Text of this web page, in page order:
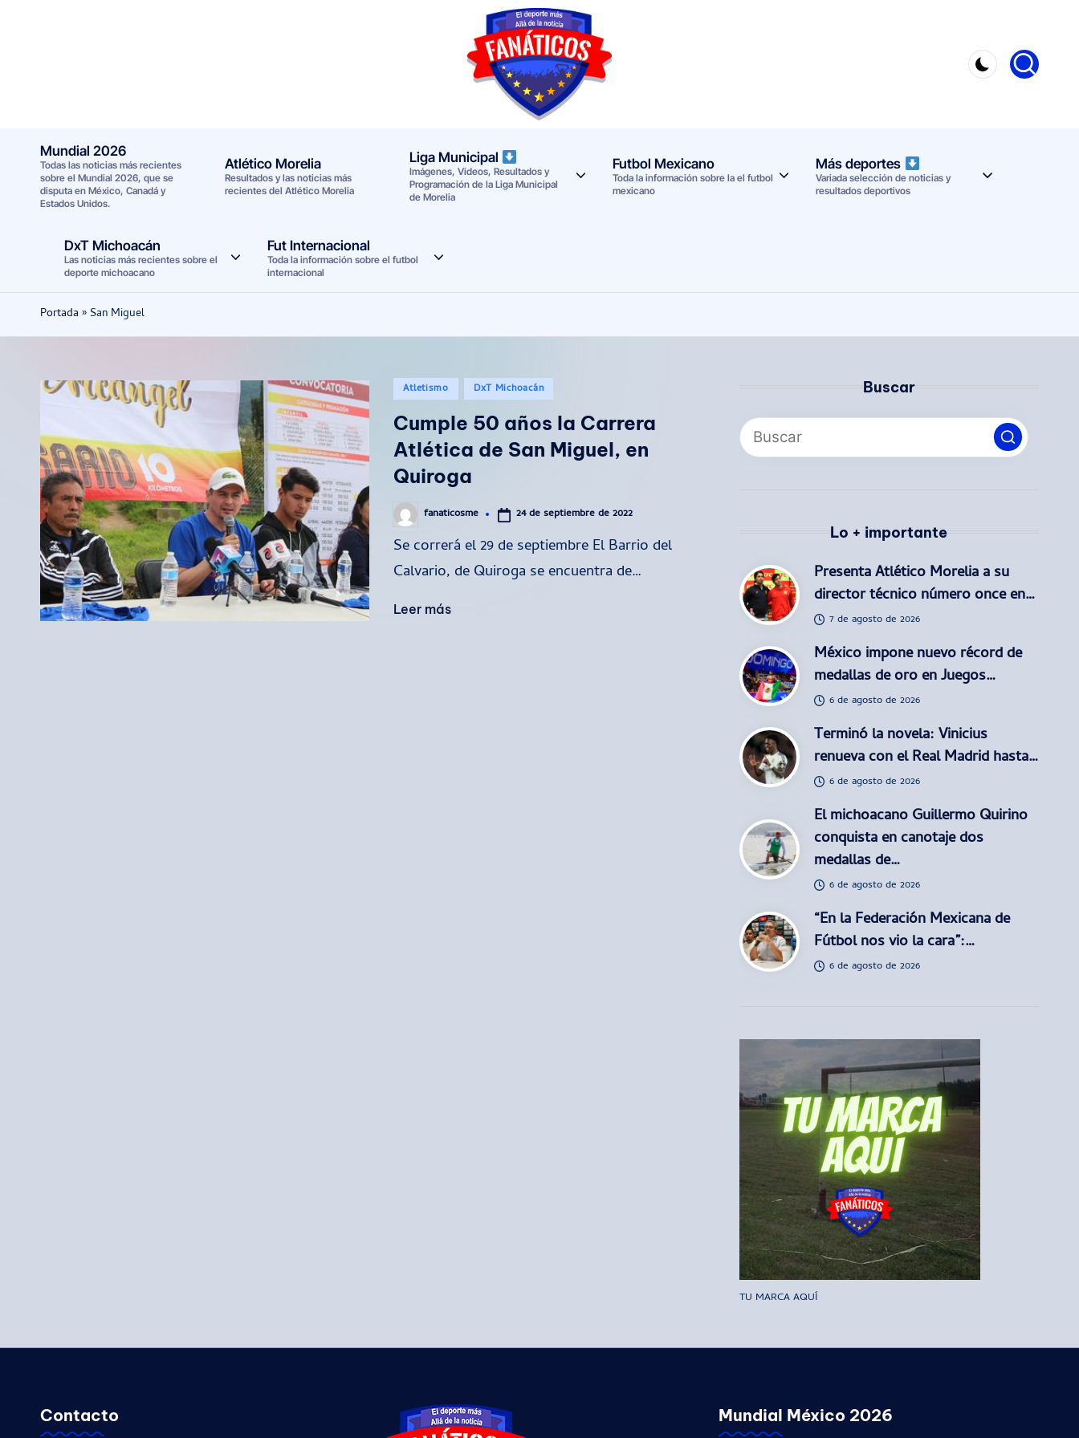
F
a
a
Noticias
deportivas
2026
Mundial 2026
Todas las noticias más recientes
sobre el Mundial 2026, que se
disputa en México, Canadá y
Estados Unidos.
Atlético Morelia
Resultados y las noticias más
recientes del Atlético Morelia
Liga Municipal
Imágenes, Videos, Resultados y
Programación de la Liga Municipal
de Morelia
Futbol Mexicano
Toda la información sobre la el futbol
mexicano
Más deportes
Variada selección de noticias y
resultados deportivos
DxT Michoacán
Las noticias más recientes sobre el
deporte michoacano
Fut Internacional
Toda la información sobre el futbol
internacional
Portada »San Miguel
Publicado
Atletismo DxT Michoacán
Cumple 50 años la Carrera
Atlética de San Miguel, en
Quiroga
Publicado
por
fanaticosme 24 de septiembre de 2022
Se correrá el 29 de septiembre El Barrio del
Calvario, de Quiroga se encuentra de…
Leer más
Buscar
Lo + importante
Presenta Atlético Morelia a su
director técnico número once en…
7 de agosto de 2026
México impone nuevo récord de
medallas de oro en Juegos…
6 de agosto de 2026
Terminó la novela: Vinicius
renueva con el Real Madrid hasta…
6 de agosto de 2026
El michoacano Guillermo Quirino
conquista en canotaje dos
medallas de…
6 de agosto de 2026
“En la Federación Mexicana de
Fútbol nos vio la cara”:…
6 de agosto de 2026
TU MARCA AQUÍ
Contacto Mundial México 2026